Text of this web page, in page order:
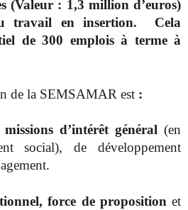
(Valeur : 1,3 million d’euros)
travail en insertion. Cela
de 300 emplois à terme à
de la SEMSAMAR est :
d’intérêt général (en
social), de développement
force de proposition et